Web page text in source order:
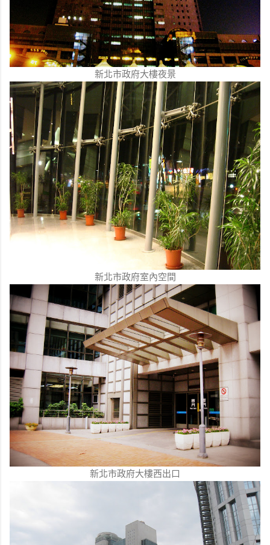
新北市政府大樓夜景
新北市政府室內空間
新北市政府大樓西出口